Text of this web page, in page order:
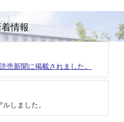
情報
売新聞に掲載されました。
しました。